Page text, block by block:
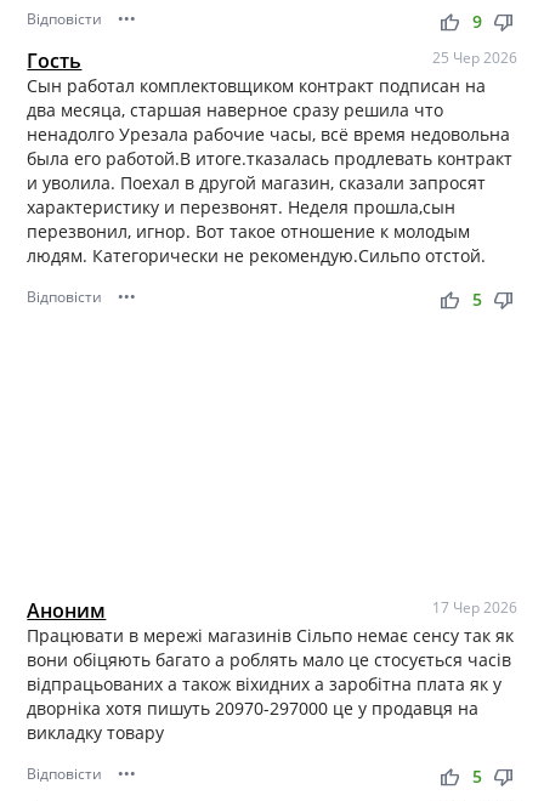
Відповісти ••• thumb_up thumb_down
9
Гость 25 Чер 2026
Сын работал комплектовщиком контракт подписан на
два месяца, старшая наверное сразу решила что
ненадолго Урезала рабочие часы, всё время недовольна
была его работой.В итоге.тказалась продлевать контракт
и уволила. Поехал в другой магазин, сказали запросят
характеристику и перезвонят. Неделя прошла,сын
перезвонил, игнор. Вот такое отношение к молодым
людям. Категорически не рекомендую.Сильпо отстой.
Відповісти ••• thumb_up thumb_down
5
Аноним 17 Чер 2026
Працювати в мережі магазинів Сільпо немає сенсу так як
вони обіцяють багато а роблять мало це стосується часів
відпрацьованих а також віхидних а заробітна плата як у
дворніка хотя пишуть 20970-297000 це у продавця на
викладку товару
Відповісти ••• thumb_up thumb_down
5